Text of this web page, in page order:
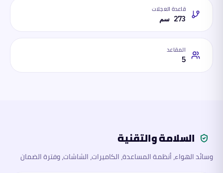
قاعدة العجلات
273 سم
المقاعد
5
السلامة والتقنية
وسائد الهواء، أنظمة المساعدة، الكاميرات، الشاشات، وفترة الضمان